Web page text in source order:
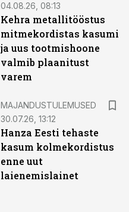
04.08.26, 08:13
Kehra metallitööstus
mitmekordistas kasumi
ja uus tootmishoone
valmib plaanitust
varem
MAJANDUSTULEMUSED
30.07.26, 13:12
Hanza Eesti tehaste
kasum kolmekordistus
enne uut
laienemislainet